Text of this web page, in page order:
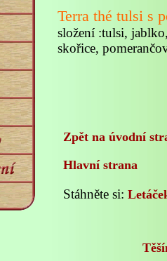
Terra thé tulsi s
složení :tulsi,
skořice,
Zpět na úvodní
Hlavní strana
Stáhněte si: